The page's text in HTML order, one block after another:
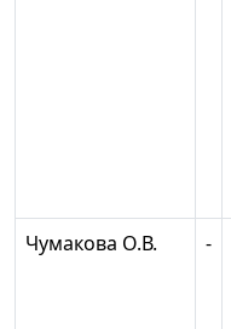
Чумакова О.В.
-